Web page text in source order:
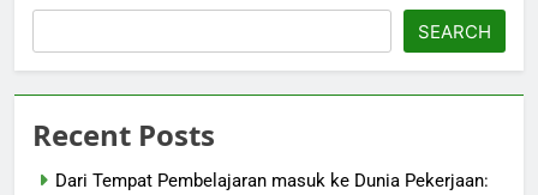
SEARCH
Recent Posts
Dari Tempat Pembelajaran masuk ke Dunia Pekerjaan: